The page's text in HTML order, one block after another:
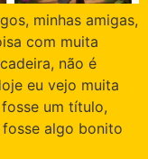
minhas amigas,
com muita
não é
eu vejo muita
um título,
algo bonito